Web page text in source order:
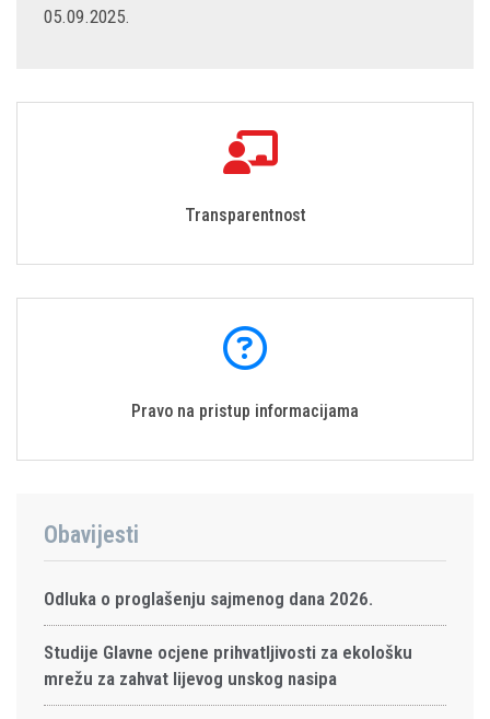
05.09.2025.
Transparentnost
Pravo na pristup informacijama
Obavijesti
Odluka o proglašenju sajmenog dana 2026.
Studije Glavne ocjene prihvatljivosti za ekološku
mrežu za zahvat lijevog unskog nasipa